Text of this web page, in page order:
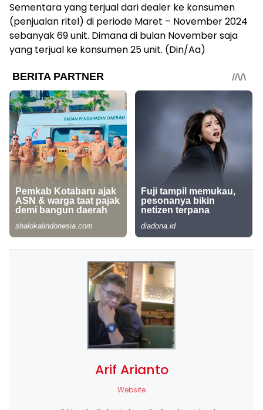
Sementara yang terjual dari dealer ke konsumen
(penjualan ritel) di periode Maret – November 2024
sebanyak 69 unit. Dimana di bulan November saja
yang terjual ke konsumen 25 unit. (Din/Aa)
Arif Arianto
Website